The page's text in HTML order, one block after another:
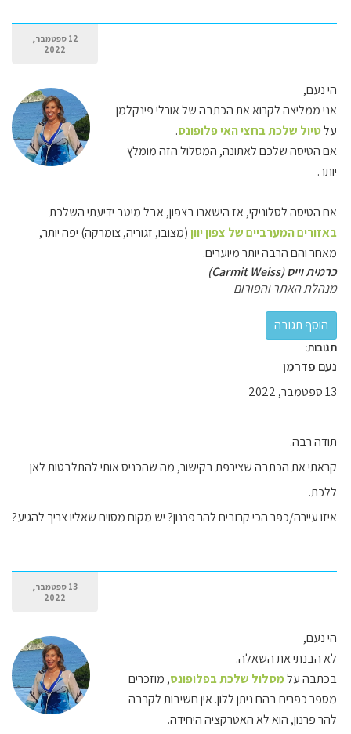
12 ספטמבר,
2022
הי נעם,
אני ממליצה לקרוא את הכתבה של אורלי פינקלמן
עלטיול שלכת בחצי האי פלופונס.
אם הטיסה שלכם לאתונה, המסלול הזה מומלץ
יותר.
אם הטיסה לסלוניקי, אז הישארו בצפון, אבל מיטב ידיעתי השלכת
באזורים המערביים של צפון יוון (מצובו, זגוריה, צומרקה) יפה יותר,
מאחר והם הרבה יותר מיוערים.
כרמית וייס (Carmit Weiss)
מנהלת האתר והפורום
תגובות:
נעם פדרמן
13 ספטמבר, 2022
תודה רבה.
קראתי את הכתבה שצירפת בקישור, מה שהכניס אותי להתלבטות לאן
ללכת.
איזו עיירה/כפר הכי קרובים להר פרנון? יש מקום מסוים שאליו צריך להגיע?
13 ספטמבר,
2022
הי נעם,
לא הבנתי את השאלה.
בכתבה עלמסלול שלכת בפלופונס, מוזכרים
מספר כפרים בהם ניתן ללון. אין חשיבות לקרבה
להר פרנון, הוא לא האטרקציה היחידה.